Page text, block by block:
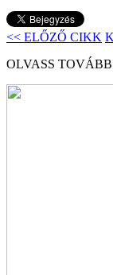
<< ELŐZŐ CIKK
OLVASS